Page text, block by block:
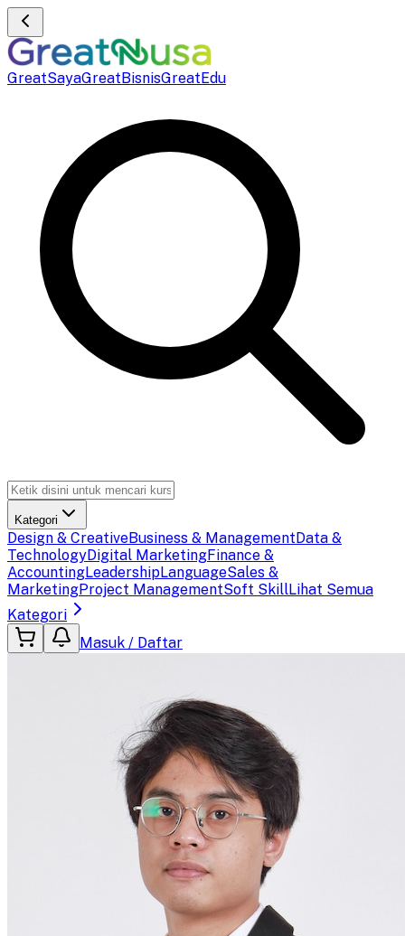
GreatSayaGreatBisnisGreatEdu
Kategori
Design & CreativeBusiness & ManagementData &
TechnologyDigital MarketingFinance &
AccountingLeadershipLanguageSales &
MarketingProject ManagementSoft SkillLihat Semua
Kategori
Masuk / Daftar